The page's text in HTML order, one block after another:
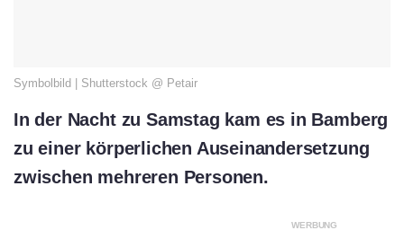
Symbolbild | Shutterstock @ Petair
In der Nacht zu Samstag kam es in Bamberg
zu einer körperlichen Auseinandersetzung
zwischen mehreren Personen.
WERBUNG